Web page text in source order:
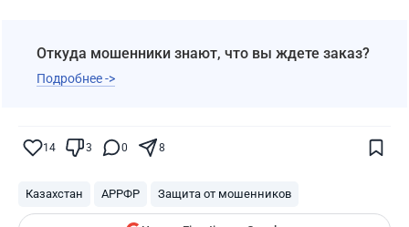
Откуда мошенники знают, что вы ждете заказ?
Подробнее ->
14 3 0 8
Казахстан АРРФР Защита от мошенников
показываться вам